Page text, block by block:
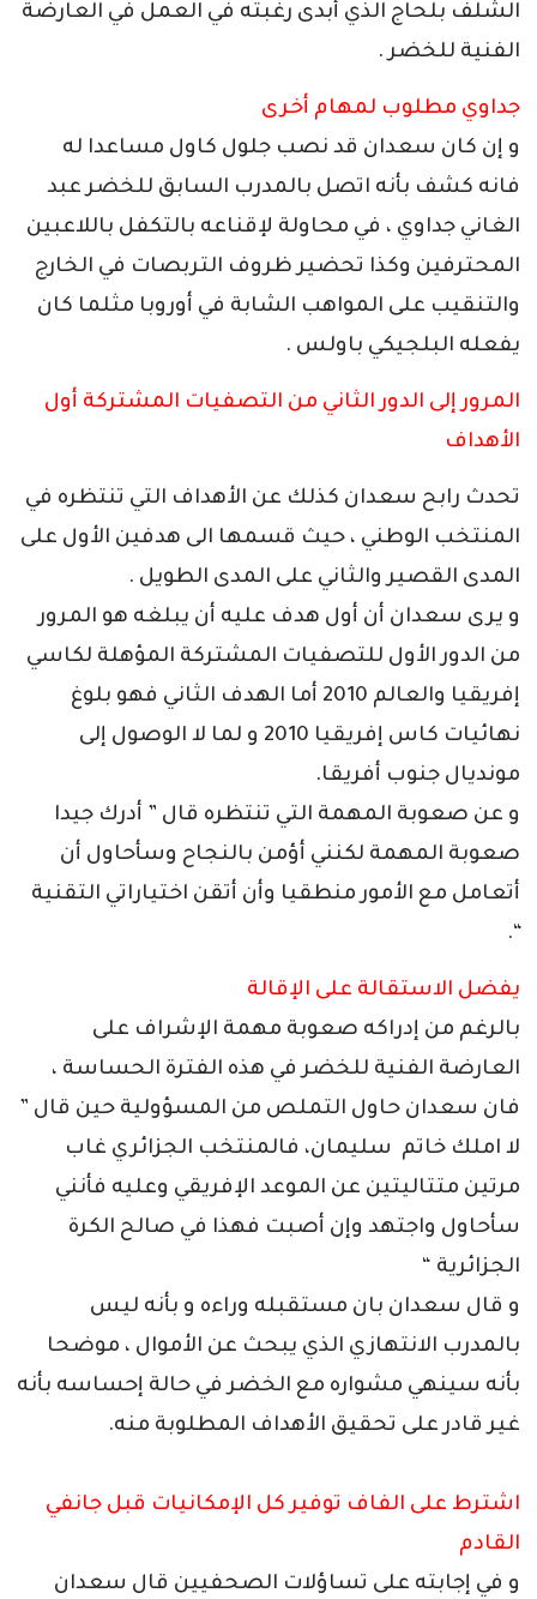
الشلف بلحاج الذي أبدى رغبته في العمل في العارضة
الفنية للخضر .
جداوي مطلوب لمهام أخرى
و إن كان سعدان قد نصب جلول كاول مساعدا له
فانه كشف بأنه اتصل بالمدرب السابق للخضر عبد
الغاني جداوي ، في محاولة لإقناعه بالتكفل باللاعبين
المحترفين وكذا تحضير ظروف التربصات في الخارج
والتنقيب على المواهب الشابة في أوروبا مثلما كان
يفعله البلجيكي باولس .
المرور إلى الدور الثاني من التصفيات المشتركة أول
الأهداف
تحدث رابح سعدان كذلك عن الأهداف التي تنتظره في
المنتخب الوطني ، حيث قسمها الى هدفين الأول على
المدى القصير والثاني على المدى الطويل .
و يرى سعدان أن أول هدف عليه أن يبلغه هو المرور
من الدور الأول للتصفيات المشتركة المؤهلة لكاسي
إفريقيا والعالم 2010 أما الهدف الثاني فهو بلوغ
نهائيات كاس إفريقيا 2010 و لما لا الوصول إلى
مونديال جنوب أفريقا.
و عن صعوبة المهمة التي تنتظره قال ” أدرك جيدا
صعوبة المهمة لكنني أؤمن بالنجاح وسأحاول أن
أتعامل مع الأمور منطقيا وأن أتقن اختياراتي التقنية
“.
يفضل الاستقالة على الإقالة
بالرغم من إدراكه صعوبة مهمة الإشراف على
العارضة الفنية للخضر في هذه الفترة الحساسة ،
فان سعدان حاول التملص من المسؤولية حين قال ”
لا املك خاتم سليمان، فالمنتخب الجزائري غاب
مرتين متتاليتين عن الموعد الإفريقي وعليه فأنني
سأحاول واجتهد وإن أصبت فهذا في صالح الكرة
الجزائرية “
و قال سعدان بان مستقبله وراءه و بأنه ليس
بالمدرب الانتهازي الذي يبحث عن الأموال ، موضحا
بأنه سينهي مشواره مع الخضر في حالة إحساسه بأنه
غير قادر على تحقيق الأهداف المطلوبة منه.
اشترط على الفاف توفير كل الإمكانيات قبل جانفي
القادم
و في إجابته على تساؤلات الصحفيين قال سعدان